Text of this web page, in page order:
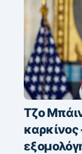
Τζο
καρκίνος